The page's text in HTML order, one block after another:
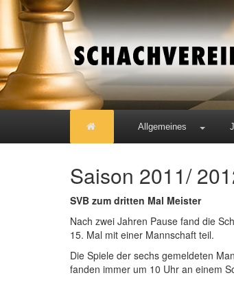
Allgemeines
Saison 2011/
SVB zum dritten Mal Meister
Nach zwei Jahren Pause fand die
15. Mal mit einer Mannschaft teil.
Die Spiele der sechs gemeldeten
fanden immer um 10 Uhr an einem